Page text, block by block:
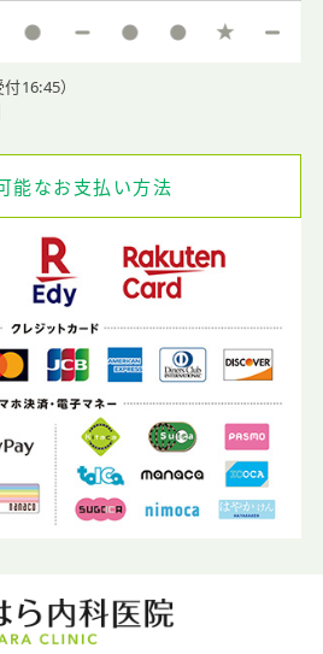
16:45）
能なお支払い方法